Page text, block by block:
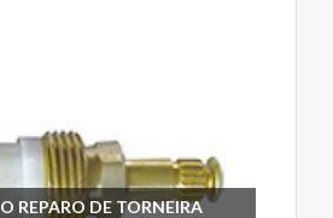
REPARO DE TORNEIRA